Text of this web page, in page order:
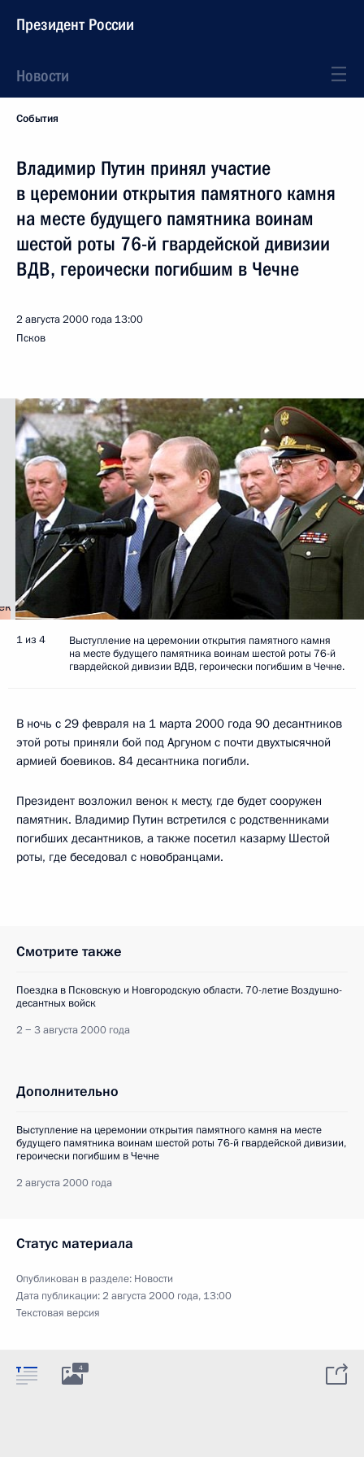
Президент России
Новости
События
Владимир Путин принял участие
в церемонии открытия памятного камня
на месте будущего памятника воинам
шестой роты 76-й гвардейской дивизии
ВДВ, героически погибшим в Чечне
2 августа 2000 года 13:00
Псков
1 из 4
Выступление на церемонии открытия памятного камня
на месте будущего памятника воинам шестой роты 76-й
гвардейской дивизии ВДВ, героически погибшим в Чечне.
В ночь с 29 февраля на 1 марта 2000 года 90 десантников
этой роты приняли бой под Аргуном с почти двухтысячной
армией боевиков. 84 десантника погибли.
Президент возложил венок к месту, где будет сооружен
памятник. Владимир Путин встретился с родственниками
погибших десантников, а также посетил казарму Шестой
роты, где беседовал с новобранцами.
Смотрите также
Поездка в Псковскую и Новгородскую области. 70-летие Воздушно-
десантных войск
2 − 3 августа 2000 года
Дополнительно
Выступление на церемонии открытия памятного камня на месте
будущего памятника воинам шестой роты 76-й гвардейской дивизии,
героически погибшим в Чечне
2 августа 2000 года
Статус материала
Опубликован в разделе: Новости
Дата публикации:2 августа 2000 года, 13:00
Текстовая версия
4